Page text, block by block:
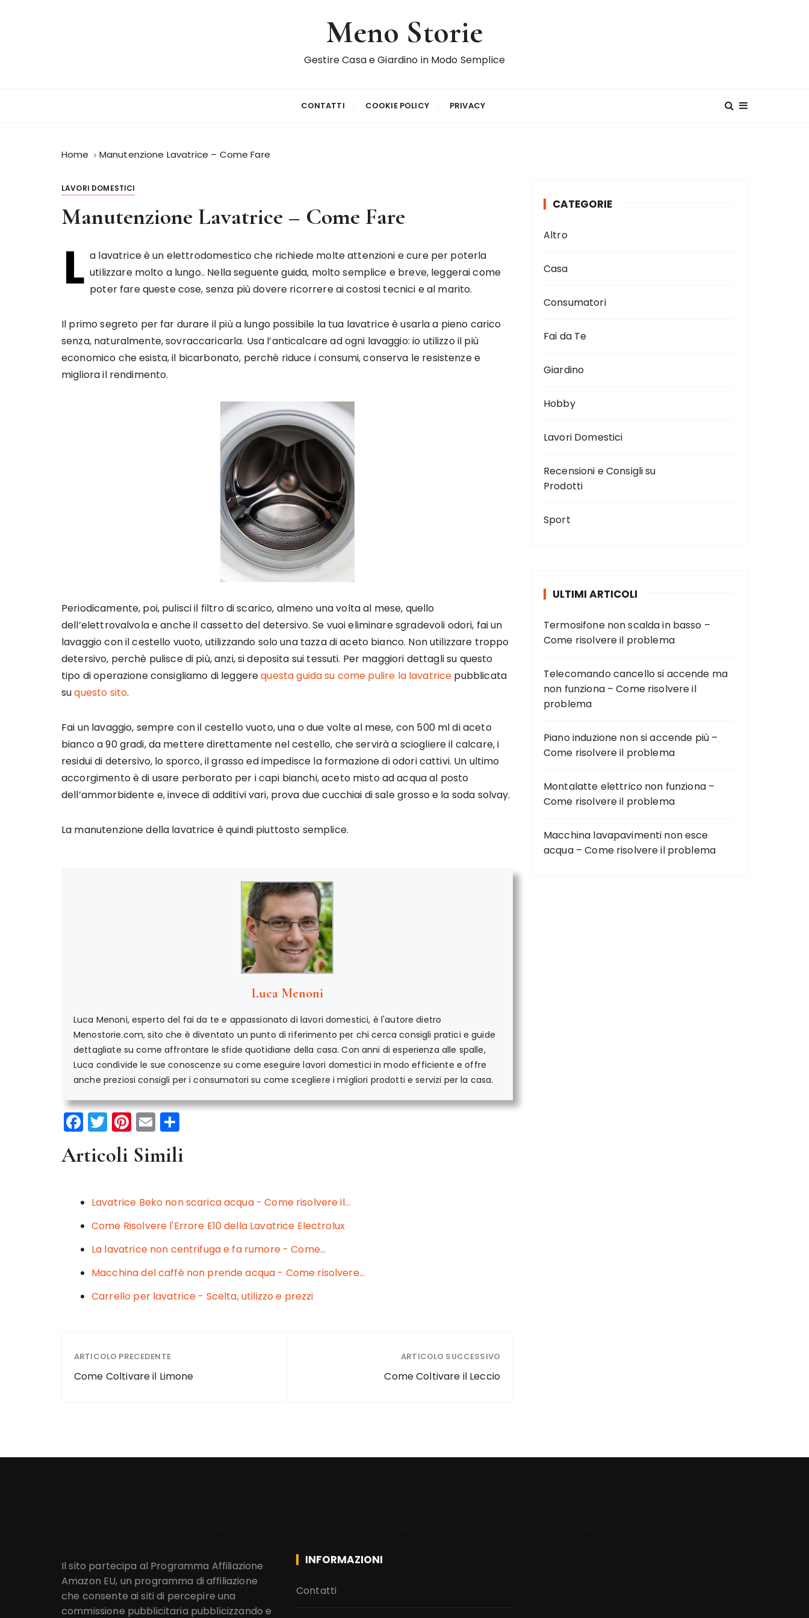
Meno Storie
Gestire Casa e Giardino in Modo Semplice
CONTATTI COOKIE POLICY PRIVACY
Home Manutenzione Lavatrice – Come Fare
LAVORI DOMESTICI
Manutenzione Lavatrice – Come Fare
L a lavatrice è un elettrodomestico che richiede molte attenzioni e cure per poterla
utilizzare molto a lungo.. Nella seguente guida, molto semplice e breve, leggerai come
poter fare queste cose, senza più dovere ricorrere ai costosi tecnici e al marito.
Il primo segreto per far durare il più a lungo possibile la tua lavatrice è usarla a pieno carico
senza, naturalmente, sovraccaricarla. Usa l’anticalcare ad ogni lavaggio: io utilizzo il più
economico che esista, il bicarbonato, perchè riduce i consumi, conserva le resistenze e
migliora il rendimento.
Periodicamente, poi, pulisci il filtro di scarico, almeno una volta al mese, quello
dell’elettrovalvola e anche il cassetto del detersivo. Se vuoi eliminare sgradevoli odori, fai un
lavaggio con il cestello vuoto, utilizzando solo una tazza di aceto bianco. Non utilizzare troppo
detersivo, perchè pulisce di più, anzi, si deposita sui tessuti. Per maggiori dettagli su questo
tipo di operazione consigliamo di leggerequesta guida su come pulire la lavatrice pubblicata
suquesto sito.
Fai un lavaggio, sempre con il cestello vuoto, una o due volte al mese, con 500 ml di aceto
bianco a 90 gradi, da mettere direttamente nel cestello, che servirà a sciogliere il calcare, i
residui di detersivo, lo sporco, il grasso ed impedisce la formazione di odori cattivi. Un ultimo
accorgimento è di usare perborato per i capi bianchi, aceto misto ad acqua al posto
dell’ammorbidente e, invece di additivi vari, prova due cucchiai di sale grosso e la soda solvay.
La manutenzione della lavatrice è quindi piuttosto semplice.
Luca Menoni
Luca Menoni, esperto del fai da te e appassionato di lavori domestici, è l'autore dietro
Menostorie.com, sito che è diventato un punto di riferimento per chi cerca consigli pratici e guide
dettagliate su come affrontare le sfide quotidiane della casa. Con anni di esperienza alle spalle,
Luca condivide le sue conoscenze su come eseguire lavori domestici in modo efficiente e offre
anche preziosi consigli per i consumatori su come scegliere i migliori prodotti e servizi per la casa.
F
a
c
b
o
o
k
T
w
it
r
Pi
n
te
st
E
m
ai
o
n
vi
di
Articoli Simili
Lavatrice Beko non scarica acqua - Come risolvere il…
Come Risolvere l'Errore E10 della Lavatrice Electrolux
La lavatrice non centrifuga e fa rumore - Come…
Macchina del caffè non prende acqua - Come risolvere…
Carrello per lavatrice - Scelta, utilizzo e prezzi
ARTICOLO PRECEDENTE
Come Coltivare il Limone
ARTICOLO SUCCESSIVO
Come Coltivare il Leccio
CATEGORIE
Altro
Casa
Consumatori
Fai da Te
Giardino
Hobby
Lavori Domestici
Recensioni e Consigli su
Prodotti
Sport
ULTIMI ARTICOLI
Termosifone non scalda in basso –
Come risolvere il problema
Telecomando cancello si accende ma
non funziona – Come risolvere il
problema
Piano induzione non si accende più –
Come risolvere il problema
Montalatte elettrico non funziona –
Come risolvere il problema
Macchina lavapavimenti non esce
acqua – Come risolvere il problema
Il sito partecipa al Programma Affiliazione
Amazon EU, un programma di affiliazione
che consente ai siti di percepire una
commissione pubblicitaria pubblicizzando e
INFORMAZIONI
Contatti